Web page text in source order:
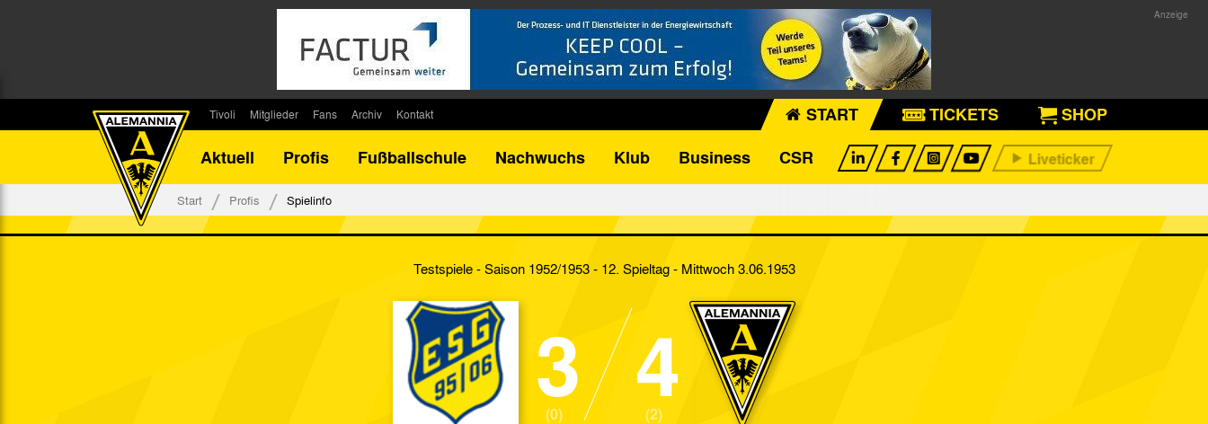
Tivoli
Stadionsprecher
Mitglieder
Kontakt
Fans
Fanbeirat
Fan-Klubs
Archiv
Kontakt START TICKETS
SHOP
Aktuell
Profis Fußballschule Nachwuchs Klub Business CSR
Start Profis Spielinfo
Testspiele - Saison 1952/1953 - 12. Spieltag- Mittwoch 3.06.1953
3
(0) 4
(2)